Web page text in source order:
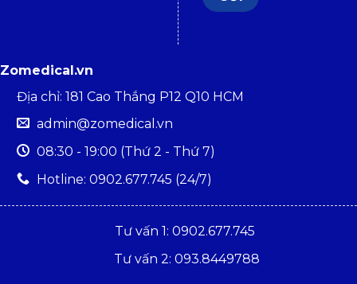
Zomedical.vn
Địa chỉ: 181 Cao Thắng P12 Q10 HCM
admin@zomedical.vn
08:30 - 19:00 (Thứ 2 - Thứ 7)
Hotline: 0902.677.745 (24/7)
Tư vấn 1: 0902.677.745
Tư vấn 2: 093.8449788